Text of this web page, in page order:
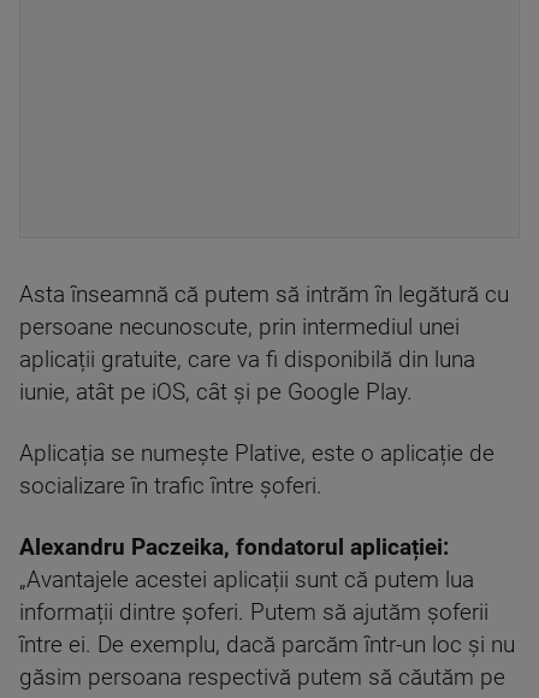
Asta înseamnă că putem să intrăm în legătură cu
persoane necunoscute, prin intermediul unei
aplicații gratuite, care va fi disponibilă din luna
iunie, atât pe iOS, cât și pe Google Play.
Aplicația se numește Plative, este o aplicație de
socializare în trafic între șoferi.
Alexandru Paczeika, fondatorul aplicației:
„Avantajele acestei aplicații sunt că putem lua
informații dintre șoferi. Putem să ajutăm șoferii
între ei. De exemplu, dacă parcăm într-un loc și nu
găsim persoana respectivă putem să căutăm pe